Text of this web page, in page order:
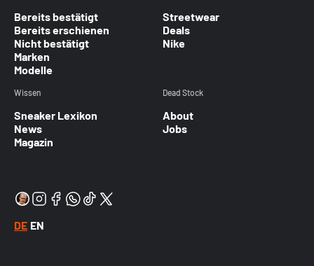
Bereits bestätigt
Bereits erschienen
Nicht bestätigt
Marken
Modelle
Streetwear
Deals
Nike
Wissen
Sneaker Lexikon
News
Magazin
Dead Stock
About
Jobs
DE EN